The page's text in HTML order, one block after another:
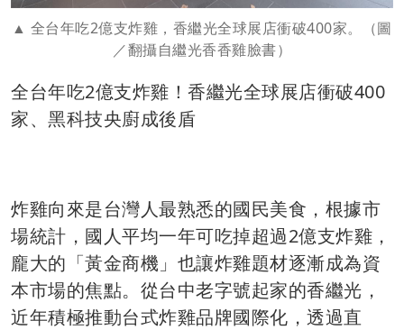
全台年吃2億支炸雞，香繼光全球展店衝破400家。（圖
／翻攝自繼光香香雞臉書）
全台年吃2億支炸雞！香繼光全球展店衝破400
家、黑科技央廚成後盾
炸雞向來是台灣人最熟悉的國民美食，根據市
場統計，國人平均一年可吃掉超過2億支炸雞，
龐大的「黃金商機」也讓炸雞題材逐漸成為資
本市場的焦點。從台中老字號起家的香繼光，
近年積極推動台式炸雞品牌國際化，透過直